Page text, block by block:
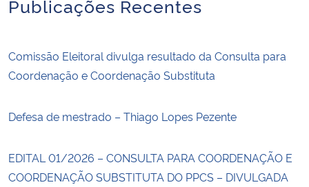
Ministério do Turismo
Ministério do Desenvolvimento Regional
Ministério da Mulher, da Família e dos Direitos Humanos
Secretaria-Geral
Publicações Recentes
Comissão Eleitoral divulga resultado da Consulta para
Coordenação e Coordenação Substituta
Defesa de mestrado – Thiago Lopes Pezente
EDITAL 01/2026 – CONSULTA PARA COORDENAÇÃO E
COORDENAÇÃO SUBSTITUTA DO PPCS – DIVULGADA